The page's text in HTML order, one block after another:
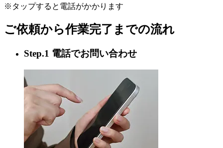
※タップすると電話がかかります
ご依頼から作業完了までの流れ
Step.1 電話でお問い合わせ